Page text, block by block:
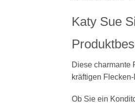
Katy Sue
Diese charmante
kräftigen
Ob Sie ein